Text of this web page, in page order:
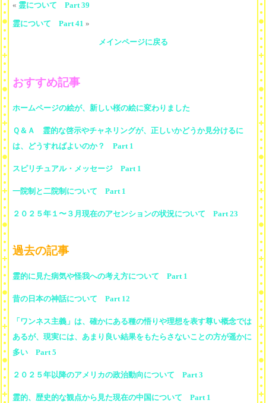
« 霊について Part 39
霊について Part 41 »
メインページに戻る
おすすめ記事
ホームページの絵が、新しい桜の絵に変わりました
Ｑ＆Ａ 霊的な啓示やチャネリングが、正しいかどうか見分けるに
は、どうすればよいのか？ Part 1
スピリチュアル・メッセージ Part 1
一院制と二院制について Part 1
２０２５年１〜３月現在のアセンションの状況について Part 23
過去の記事
霊的に見た病気や怪我への考え方について Part 1
昔の日本の神話について Part 12
「ワンネス主義」は、確かにある種の悟りや理想を表す尊い概念では
あるが、現実には、あまり良い結果をもたらさないことの方が遥かに
多い Part 5
２０２５年以降のアメリカの政治動向について Part 3
霊的、歴史的な観点から見た現在の中国について Part 1